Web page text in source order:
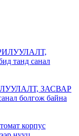
ЗАСВАР
болгож байна
корпус